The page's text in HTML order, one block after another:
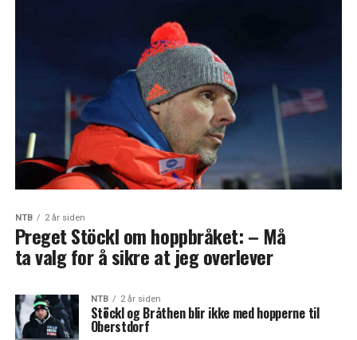
NTB 2 år siden
Preget Stöckl om hoppbråket: – Må
ta valg for å sikre at jeg overlever
NTB 2 år siden
Stöckl og Bråthen blir ikke med hopperne til
Oberstdorf